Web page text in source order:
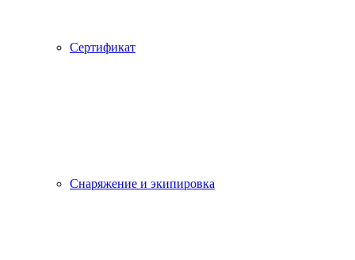
Сертификат
Снаряжение и экипировка